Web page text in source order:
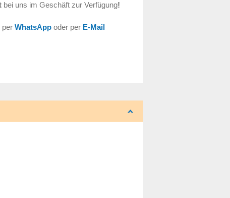
bei uns im Geschäft zur Verfügung!
per WhatsApp oder per E-Mail